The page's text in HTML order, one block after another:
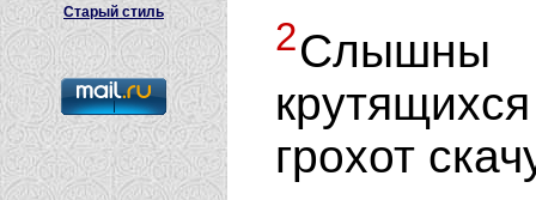
Старый стиль
2Слышны
грохот